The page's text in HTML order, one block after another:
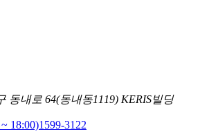
동내로 64(동내동1119) KERIS빌딩
18:00)1599-3122